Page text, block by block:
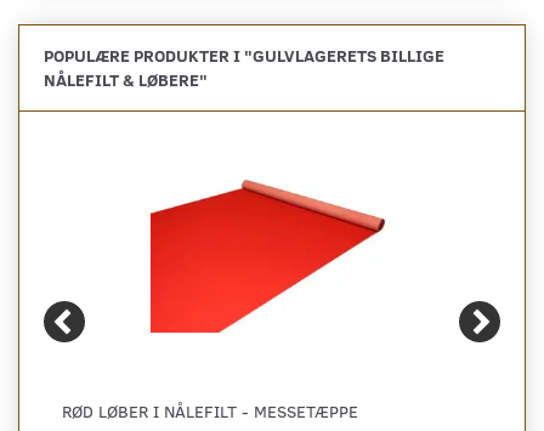
POPULÆRE PRODUKTER I "GULVLAGERETS BILLIGE
NÅLEFILT & LØBERE"
RØD LØBER I NÅLEFILT - MESSETÆPPE